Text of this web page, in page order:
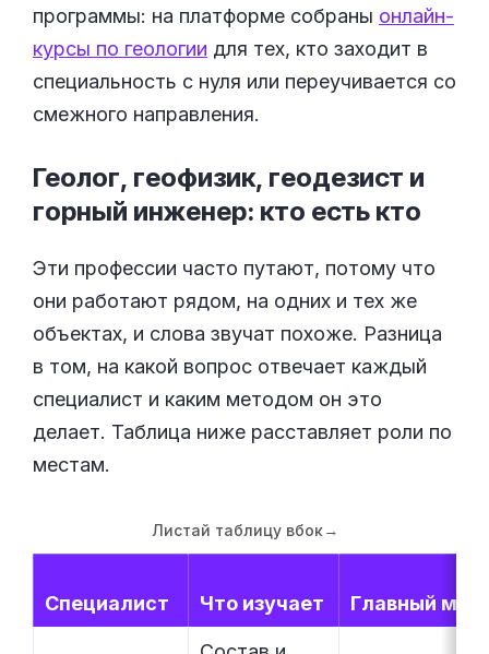
программы: на платформе собраны онлайн-
курсы по геологии для тех, кто заходит в
специальность с нуля или переучивается со
смежного направления.
Геолог, геофизик, геодезист и
горный инженер: кто есть кто
Эти профессии часто путают, потому что
они работают рядом, на одних и тех же
объектах, и слова звучат похоже. Разница
в том, на какой вопрос отвечает каждый
специалист и каким методом он это
делает. Таблица ниже расставляет роли по
местам.
Листай таблицу вбок →
Специалист Что изучает Главный